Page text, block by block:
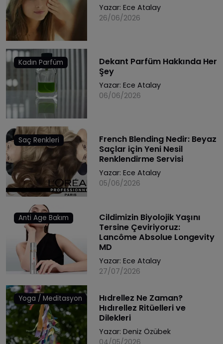
Yazar: Ece Atalay
26/06/2026
Kadın Parfüm
Dekant Parfüm Hakkında Her
Şey
Yazar: Ece Atalay
06/06/2026
Saç Renkleri
French Blending Nedir: Beyaz
Saçlar için Yeni Nesil
Renklendirme Servisi
Yazar: Ece Atalay
05/06/2026
Anti Age Bakım
Cildimizin Biyolojik Yaşını
Tersine Çeviriyoruz:
Lancôme Absolue Longevity
MD
Yazar: Ece Atalay
27/07/2026
Yoga / Meditasyon
Hıdrellez Ne Zaman?
Hıdırellez Ritüelleri ve
Dilekleri
Yazar: Deniz Özübek
04/05/2026